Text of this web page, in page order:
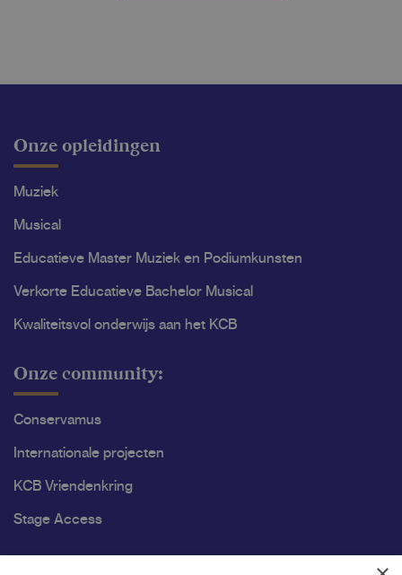
Onze opleidingen
Muziek
Musical
Educatieve Master Muziek en Podiumkunsten
Verkorte Educatieve Bachelor Musical
Kwaliteitsvol onderwijs aan het KCB
Onze community:
Conservamus
Internationale projecten
KCB Vriendenkring
Stage Access